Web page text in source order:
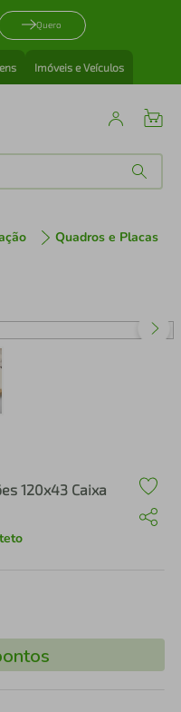
Quero
Imóveis e Veículos
Quadros e Placas
120x43 Caixa